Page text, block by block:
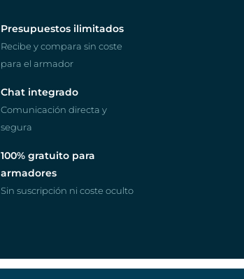
Presupuestos ilimitados
Recibe y compara sin coste
para el armador
Chat integrado
Comunicación directa y
segura
100% gratuito para
armadores
Sin suscripción ni coste oculto